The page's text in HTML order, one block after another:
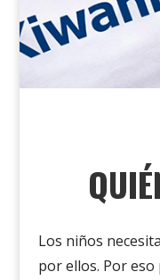
Los niños
por ellos. Por eso